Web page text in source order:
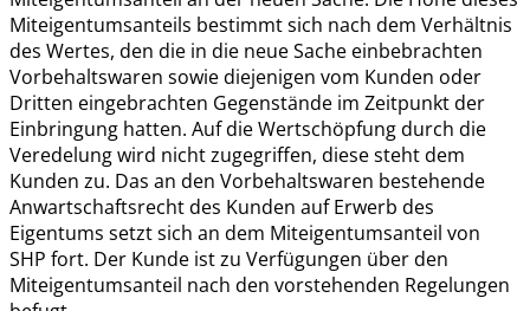
Miteigentumsanteils bestimmt sich nach dem Verhältnis
des Wertes, den die in die neue Sache einbebrachten
Vorbehaltswaren sowie diejenigen vom Kunden oder
Dritten eingebrachten Gegenstände im Zeitpunkt der
Einbringung hatten. Auf die Wertschöpfung durch die
Veredelung wird nicht zugegriffen, diese steht dem
Kunden zu. Das an den Vorbehaltswaren bestehende
Anwartschaftsrecht des Kunden auf Erwerb des
Eigentums setzt sich an dem Miteigentumsanteil von
SHP fort. Der Kunde ist zu Verfügungen über den
Miteigentumsanteil nach den vorstehenden Regelungen